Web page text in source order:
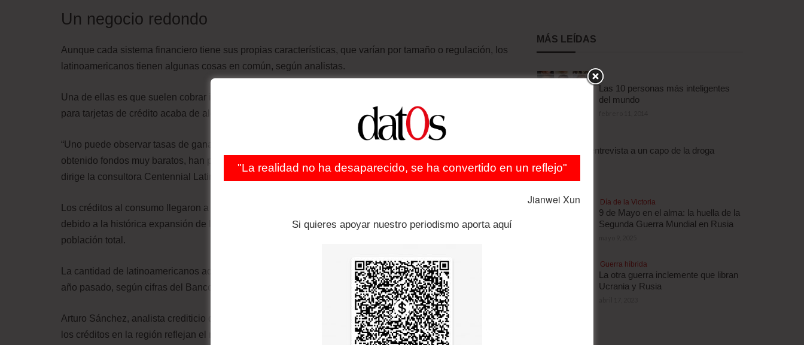
Un negocio redondo
Aunque cada sistema financiero tiene sus propias características, que varían por tamaño o regulación, los
latinoamericanos tienen algunas cosas en común, según analistas.
Una de ellas es que suelen cobrar intereses elevados por los créditos al consumo (en Brasil la tasa anual
para tarjetas de crédito acaba de alcanzar 350,79%).
“Uno puede observar tasas de ganancias muy altas (de los bancos latinoamericanos) porque han
obtenido fondos muy baratos, han prestado seguro y han prestado a tasas altas”, sostiene Loser, que
dirige la consultora Centennial Latin America en Washington.
Los créditos al consumo llegaron a crecer cerca de 20% anual en la región durante la última década,
debido a la histórica expansión de la clase media, que alcanzó los 181 millones de personas o 34% de la
población total.
La cantidad de latinoamericanos adultos con una cuenta bancaria pasó de 39% del total en 2011 a 51% el
año pasado, según cifras del Banco Mundial.
Arturo Sánchez, analista crediticio de Standard & Poor’s (S&P), sostiene que los márgenes de interés por
los créditos en la región reflejan el riesgo que toman los bancos, que sin embargo evitaron hasta ahora
MÁS LEÍDAS
Las 10 personas más inteligentes
del mundo
Escalofriante entrevista a un capo de la droga
brasileño
abril 3, 2012
Día de la Victoria
9 de Mayo en el alma: la huella de la
Segunda Guerra Mundial en Rusia
Guerra híbrida
La otra guerra inclemente que libran
Ucrania y Rusia
"La realidad no ha desaparecido, se ha convertido en un reflejo"
Jianwei Xun
Si quieres apoyar nuestro periodismo aporta aquí